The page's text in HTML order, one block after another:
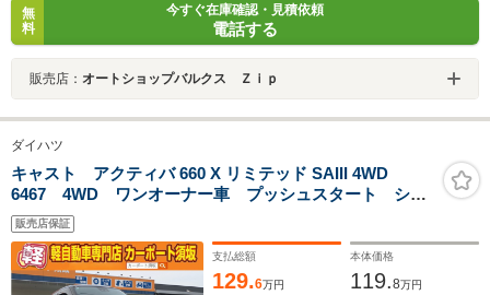
無
料
今すぐ在庫確認・見積依頼
電話する
販売店： オートショップバルクス Ｚｉｐ
ダイハツ
キャスト アクティバ 660 X リミテッド SAIII 4WD
6467 4WD ワンオーナー車 プッシュスタート シー
トヒーター 衝突被害軽減ブレーキ 衝突安全ボディ
盗難防止システム
販売店保証
支払総額
129.6万円
本体価格
119.8万円